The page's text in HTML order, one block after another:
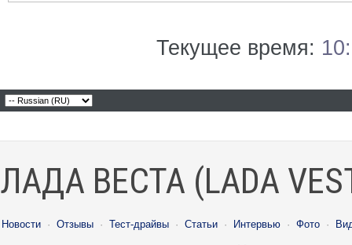
Текущее время:
ЛАДА ВЕСТА (LADA
Новости · Отзывы · Тест-драйвы · Статьи · Интервью · Фото ·